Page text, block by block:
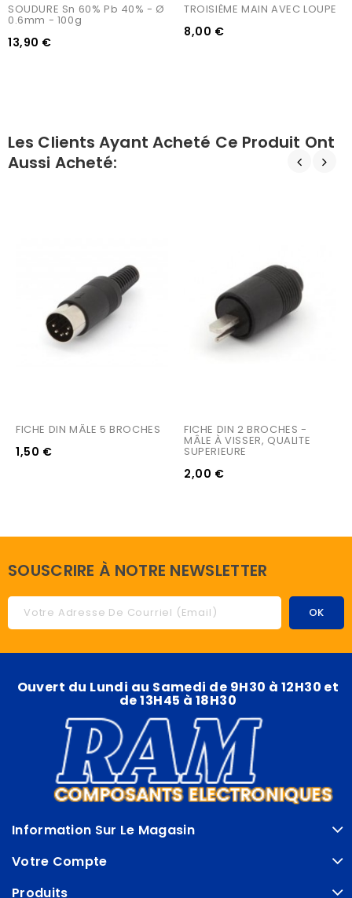
SOUDURE Sn 60% Pb 40% - Ø
0.6mm - 100g
13,90 €
TROISIÈME MAIN AVEC LOUPE
8,00 €
Les Clients Ayant Acheté Ce Produit Ont
Aussi Acheté:
FICHE DIN MÂLE 5 BROCHES
1,50 €
FICHE DIN 2 BROCHES -
MÂLE À VISSER, QUALITE
SUPERIEURE
2,00 €
SOUSCRIRE À NOTRE NEWSLETTER
Ouvert du Lundi au Samedi de 9H30 à 12H30 et
de 13H45 à 18H30
Information Sur Le Magasin
Votre Compte
Produits